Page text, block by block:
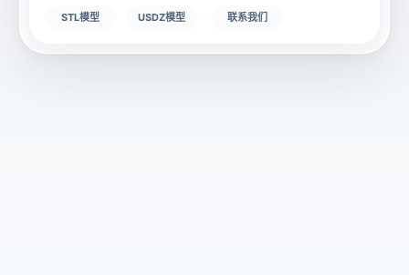
STL模型 USDZ模型 联系我们